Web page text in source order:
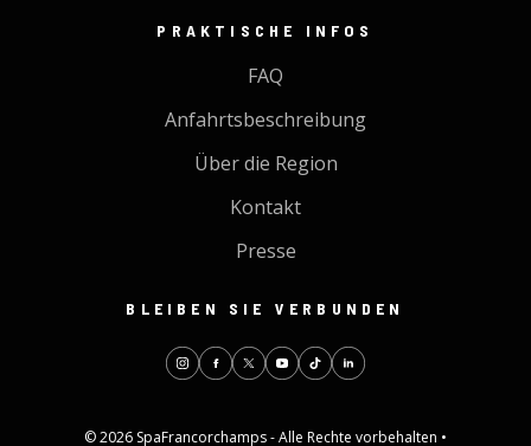
PRAKTISCHE INFOS
FAQ
Anfahrtsbeschreibung
Über die Region
Kontakt
Presse
BLEIBEN SIE VERBUNDEN
© 2026 SpaFrancorchamps - Alle Rechte vorbehalten •